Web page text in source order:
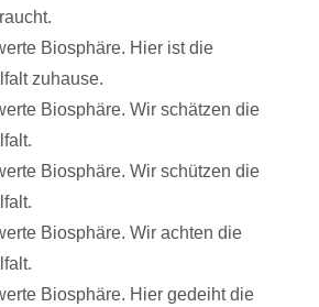
Biosphäre. Hier ist die
zuhause.
Biosphäre. Wir schätzen die
Biosphäre. Wir schützen die
Biosphäre. Wir achten die
Biosphäre. Hier gedeiht die